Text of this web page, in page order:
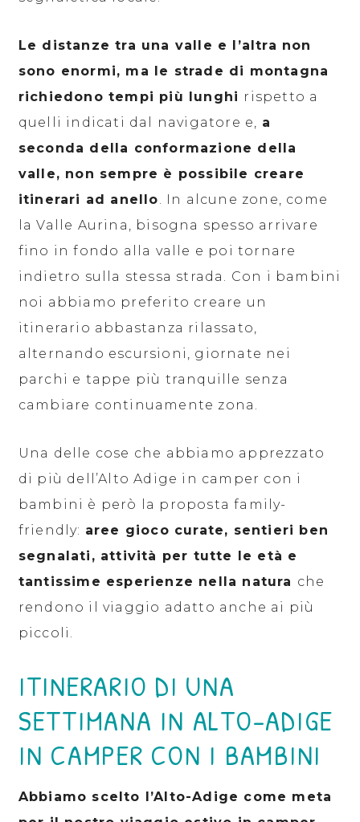
Le distanze tra una valle e l’altra non
sono enormi, ma le strade di montagna
richiedono tempi più lunghi rispetto a
quelli indicati dal navigatore e, a
seconda della conformazione della
valle, non sempre è possibile creare
itinerari ad anello. In alcune zone, come
la Valle Aurina, bisogna spesso arrivare
fino in fondo alla valle e poi tornare
indietro sulla stessa strada. Con i bambini
noi abbiamo preferito creare un
itinerario abbastanza rilassato,
alternando escursioni, giornate nei
parchi e tappe più tranquille senza
cambiare continuamente zona.
Una delle cose che abbiamo apprezzato
di più dell’Alto Adige in camper con i
bambini è però la proposta family-
friendly: aree gioco curate, sentieri ben
segnalati, attività per tutte le età e
tantissime esperienze nella natura che
rendono il viaggio adatto anche ai più
piccoli.
ITINERARIO DI UNA
SETTIMANA IN ALTO-ADIGE
IN CAMPER CON I BAMBINI
Abbiamo scelto l’Alto-Adige come meta